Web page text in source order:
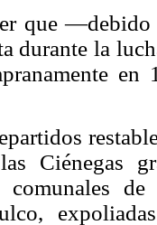
que
durante la
Ciénegas
comunales